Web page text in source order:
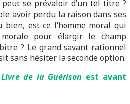
se prévaloir d’un tel titre ?
avoir perdu la raison dans ses
bien, est-ce l’homme moral qui
morale pour élargir le champ
? Le grand savant rationnel
sans hésiter la seconde option.
Livre de la Guérison est avant